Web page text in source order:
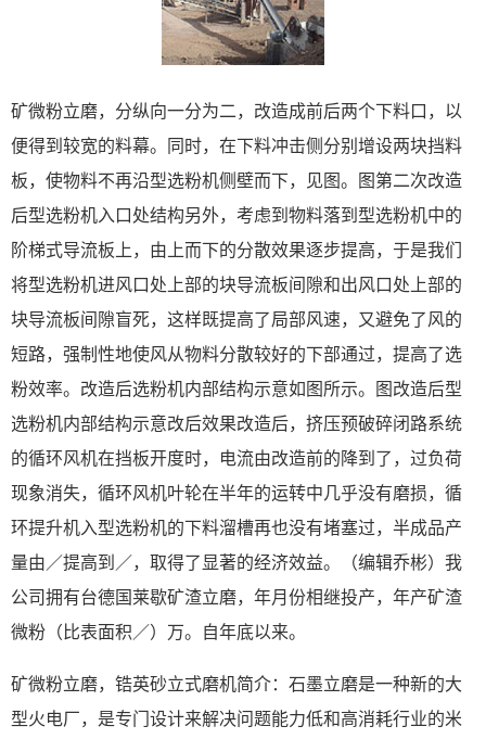
矿微粉立磨，分纵向一分为二，改造成前后两个下料口，以
便得到较宽的料幕。同时，在下料冲击侧分别增设两块挡料
板，使物料不再沿型选粉机侧壁而下，见图。图第二次改造
后型选粉机入口处结构另外，考虑到物料落到型选粉机中的
阶梯式导流板上，由上而下的分散效果逐步提高，于是我们
将型选粉机进风口处上部的块导流板间隙和出风口处上部的
块导流板间隙盲死，这样既提高了局部风速，又避免了风的
短路，强制性地使风从物料分散较好的下部通过，提高了选
粉效率。改造后选粉机内部结构示意如图所示。图改造后型
选粉机内部结构示意改后效果改造后，挤压预破碎闭路系统
的循环风机在挡板开度时，电流由改造前的降到了，过负荷
现象消失，循环风机叶轮在半年的运转中几乎没有磨损，循
环提升机入型选粉机的下料溜槽再也没有堵塞过，半成品产
量由／提高到／，取得了显著的经济效益。（编辑乔彬）我
公司拥有台德国莱歇矿渣立磨，年月份相继投产，年产矿渣
微粉（比表面积／）万。自年底以来。
矿微粉立磨，锆英砂立式磨机简介：石墨立磨是一种新的大
型火电厂，是专门设计来解决问题能力低和高消耗行业的米